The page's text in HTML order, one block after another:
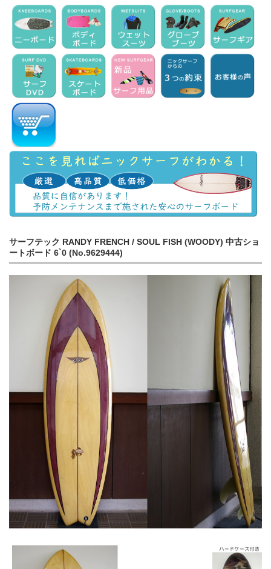
サーフテック RANDY FRENCH / SOUL FISH (WOODY) 中古ショ
ートボード 6`0 (No.9629444)